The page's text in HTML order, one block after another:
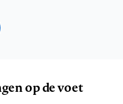
op de voet